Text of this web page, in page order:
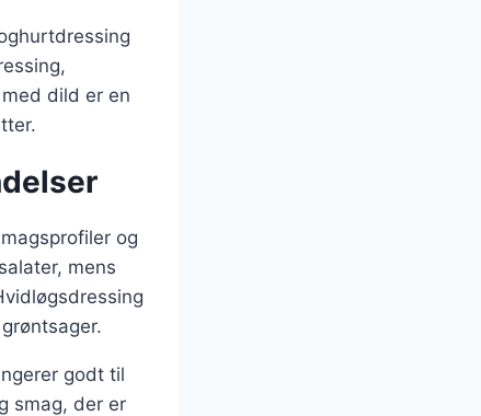
dild er en
og
mens
godt til
smag, der er